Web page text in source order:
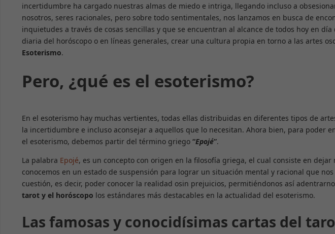
incertidumbre ha cargado nuestras almas de miedo e intriga, llegando incluso a
nosotros, seres racionales, pero sobre todo sentimentales, nos lanzamos en busca de
inquietudes a través de cosas sencillas y que se encuentran al alcance de todos hoy en día
diaria del horóscopo o en líneas generales, crear una cultura propia en torno a las artes
Esoterismo.
Pero, ¿qué es el esoterismo?
En el esoterismo hay muchas vertientes, todas ellas distribuidas en diferentes tipos de
la incertidumbre e incluso aconsejar a aquellos que lo necesitan. Ahora bien, para poder
el esoterismo, debemos partir del término griego “Epojé”.
La palabra Epojé, es un concepto con origen en la filosofía griega, el cual consiste en
conocemos en un estado de suspensión para lograr un situación mental y racional que
cuestión, es decir, poder conocer la realidad osin prejuicios, permitiéndonos así
tarot y el horóscopo los estándares más destacables en la actualidad del esoterismo.
Las famosas y conocidísimas cartas del